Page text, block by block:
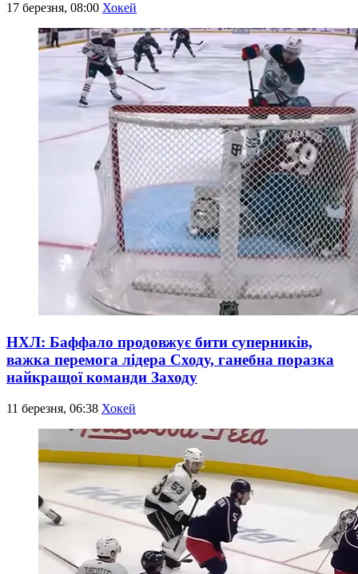
17 березня, 08:00 Хокей
НХЛ: Баффало продовжує бити суперників,
важка перемога лідера Сходу, ганебна поразка
найкращої команди Заходу
11 березня, 06:38 Хокей